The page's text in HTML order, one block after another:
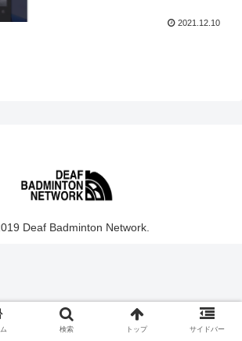
2021.12.10
Deaf Badminton Network.
検索 トップ サイドバー